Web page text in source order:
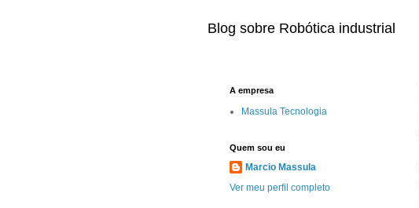
Blog sobre Robótica industrial
A empresa
Massula Tecnologia
Quem sou eu
Marcio Massula
Ver meu perfil completo